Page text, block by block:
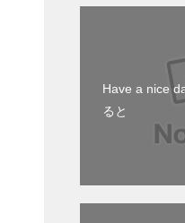
Have a nice
ると